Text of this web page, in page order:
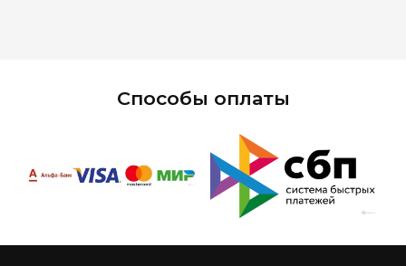
Способы оплаты